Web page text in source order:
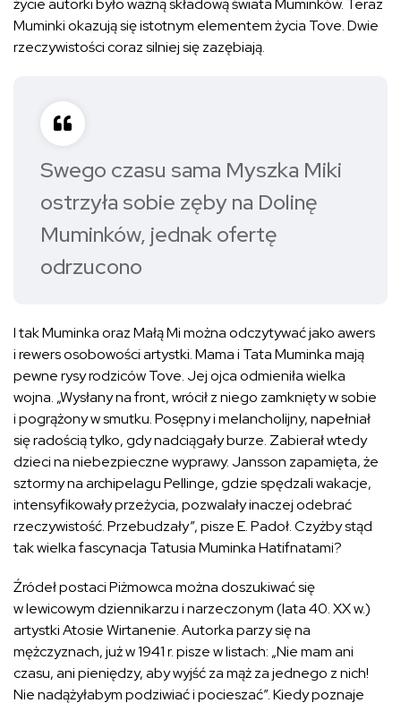
życie autorki było ważną składową świata Muminków. Teraz
Muminki okazują się istotnym elementem życia Tove. Dwie
rzeczywistości coraz silniej się zazębiają.
Swego czasu sama Myszka Miki
ostrzyła sobie zęby na Dolinę
Muminków, jednak ofertę
odrzucono
I tak Muminka oraz Małą Mi można odczytywać jako awers
i rewers osobowości artystki. Mama i Tata Muminka mają
pewne rysy rodziców Tove. Jej ojca odmieniła wielka
wojna. „Wysłany na front, wrócił z niego zamknięty w sobie
i pogrążony w smutku. Posępny i melancholijny, napełniał
się radością tylko, gdy nadciągały burze. Zabierał wtedy
dzieci na niebezpieczne wyprawy. Jansson zapamięta, że
sztormy na archipelagu Pellinge, gdzie spędzali wakacje,
intensyfikowały przeżycia, pozwalały inaczej odebrać
rzeczywistość. Przebudzały”, pisze E. Padoł. Czyżby stąd
tak wielka fascynacja Tatusia Muminka Hatifnatami?
Źródeł postaci Piżmowca można doszukiwać się
w lewicowym dziennikarzu i narzeczonym (lata 40. XX w.)
artystki Atosie Wirtanenie. Autorka parzy się na
mężczyznach, już w 1941 r. pisze w listach: „Nie mam ani
czasu, ani pieniędzy, aby wyjść za mąż za jednego z nich!
Nie nadążyłabym podziwiać i pocieszać”. Kiedy poznaje